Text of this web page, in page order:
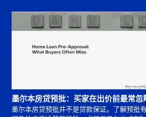
墨尔本房贷预批：买家在出价前最常忽
墨尔本房贷预批并不是贷款保证。了解预批